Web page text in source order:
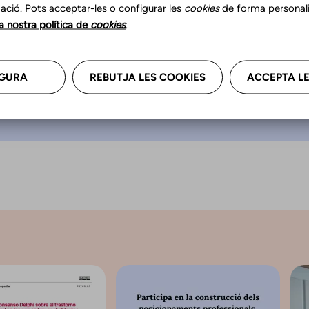
piensas”.
Pots acceptar-les o configurar les cookiesde forma
nostra política de cookies.
REBUTJA LES COOKIES ACCEPTA